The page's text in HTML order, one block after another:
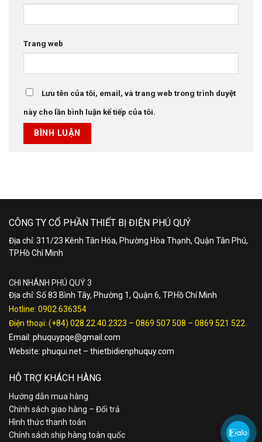
Trang web
Lưu tên của tôi, email, và trang web trong trình duyệt
này cho lần bình luận kế tiếp của tôi.
CÔNG TY CỔ PHẦN THIẾT BỊ ĐIỆN PHÚ QUÝ
Địa chỉ: 311/23 Kênh Tân Hóa, Phường Hòa Thạnh, Quận Tân Phú,
TP.Hồ Chí Minh
CHI NHÁNH PHÚ QUÝ 3
Địa chỉ: Số 83 Bình Tây, Phường 1, Quận 6, TP.Hồ Chí Minh
Hotline: 0902.636354
Điện thoại: (+84) 028.22.40.2323 – 0869 507 508 – 0869 521 522
Email: phuquypqe@gmail.com
Website: phuqui.net – thietbidienphuquy.com
HỖ TRỢ KHÁCH HÀNG
Hướng dẫn mua hàng
Chính sách giao hàng – Đổi trả
Hình thức thanh toán
Chính sách ship hàng toàn quốc